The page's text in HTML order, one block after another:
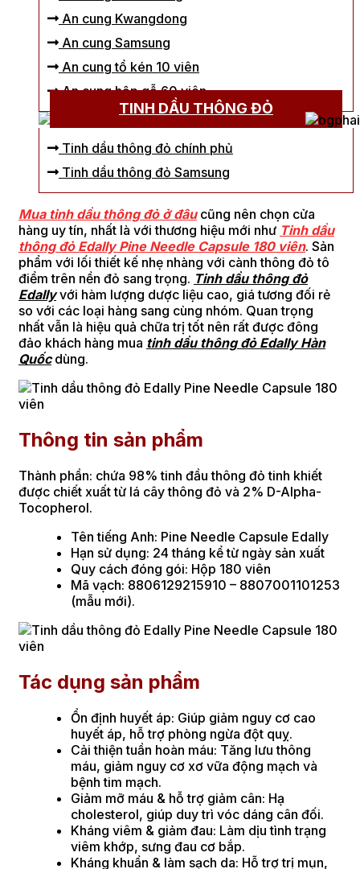
An cung Kwangdong
An cung Samsung
An cung tổ kén 10 viên
An cung hộp gỗ 60 viên
TINH DẦU THÔNG ĐỎ
Tinh dầu thông đỏ chính phủ
Tinh dầu thông đỏ Samsung
Mua tinh dầu thông đỏ ở đâucũng nên chọn cửa
hàng uy tín, nhất là với thương hiệu mới như Tinh dầu
thông đỏ Edally Pine Needle Capsule 180 viên. Sản
phẩm với lối thiết kế nhẹ nhàng với cành thông đỏ tô
điểm trên nền đỏ sang trọng. Tinh dầu thông đỏ
Edallyvới hàm lượng dược liệu cao, giá tương đối rẻ
so với các loại hàng sang cùng nhóm. Quan trọng
nhất vẫn là hiệu quả chữa trị tốt nên rất được đông
đảo khách hàng mua tinh dầu thông đỏ Edally Hàn
Quốcdùng.
Thông tin sản phẩm
Thành phần: chứa 98% tinh đầu thông đỏ tinh khiết
được chiết xuất từ lá cây thông đỏ và 2% D-Alpha-
Tocopherol.
Tên tiếng Anh: Pine Needle Capsule Edally
Hạn sử dụng: 24 tháng kể từ ngày sản xuất
Quy cách đóng gói: Hộp 180 viên
Mã vạch: 8806129215910 – 8807001101253
(mẫu mới).
Tác dụng sản phẩm
Ổn định huyết áp: Giúp giảm nguy cơ cao
huyết áp, hỗ trợ phòng ngừa đột quỵ.
Cải thiện tuần hoàn máu: Tăng lưu thông
máu, giảm nguy cơ xơ vữa động mạch và
bệnh tim mạch.
Giảm mỡ máu & hỗ trợ giảm cân: Hạ
cholesterol, giúp duy trì vóc dáng cân đối.
Kháng viêm & giảm đau: Làm dịu tình trạng
viêm khớp, sưng đau cơ bắp.
Kháng khuẩn & làm sạch da: Hỗ trợ trị mụn,